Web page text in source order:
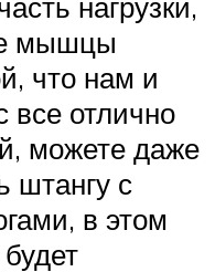
мышцы
что нам и
все отлично
можете даже
штангу с
в этом